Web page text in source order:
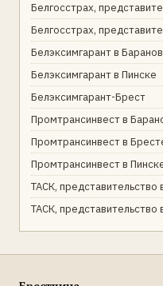
Белгосстрах,
Белгосстрах,
Белэксимгарант в
Белэксимгарант в Пинске
Белэксимгарант-Брест
Промтрансинвест в
Промтрансинвест в
Промтрансинвест в
ТАСК, представительство
ТАСК, представительство